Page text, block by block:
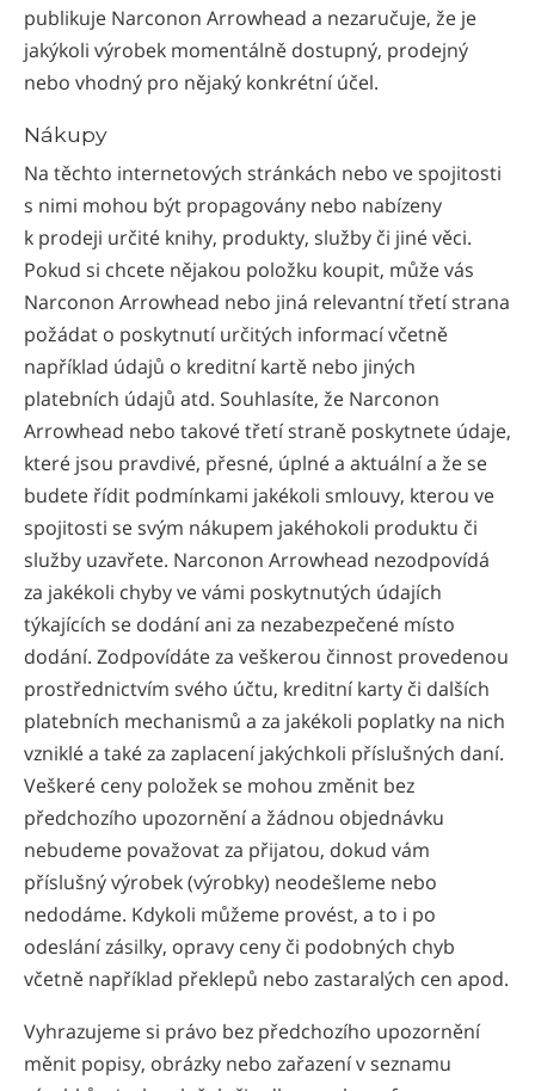
publikuje Narconon Arrowhead a nezaručuje, že je
jakýkoli výrobek momentálně dostupný, prodejný
nebo vhodný pro nějaký konkrétní účel.
Nákupy
Na těchto internetových stránkách nebo ve spojitosti
s nimi mohou být propagovány nebo nabízeny
k prodeji určité knihy, produkty, služby či jiné věci.
Pokud si chcete nějakou položku koupit, může vás
Narconon Arrowhead nebo jiná relevantní třetí strana
požádat o poskytnutí určitých informací včetně
například údajů o kreditní kartě nebo jiných
platebních údajů atd. Souhlasíte, že Narconon
Arrowhead nebo takové třetí straně poskytnete údaje,
které jsou pravdivé, přesné, úplné a aktuální a že se
budete řídit podmínkami jakékoli smlouvy, kterou ve
spojitosti se svým nákupem jakéhokoli produktu či
služby uzavřete. Narconon Arrowhead nezodpovídá
za jakékoli chyby ve vámi poskytnutých údajích
týkajících se dodání ani za nezabezpečené místo
dodání. Zodpovídáte za veškerou činnost provedenou
prostřednictvím svého účtu, kreditní karty či dalších
platebních mechanismů a za jakékoli poplatky na nich
vzniklé a také za zaplacení jakýchkoli příslušných daní.
Veškeré ceny položek se mohou změnit bez
předchozího upozornění a žádnou objednávku
nebudeme považovat za přijatou, dokud vám
příslušný výrobek (výrobky) neodešleme nebo
nedodáme. Kdykoli můžeme provést, a to i po
odeslání zásilky, opravy ceny či podobných chyb
včetně například překlepů nebo zastaralých cen apod.
Vyhrazujeme si právo bez předchozího upozornění
měnit popisy, obrázky nebo zařazení v seznamu